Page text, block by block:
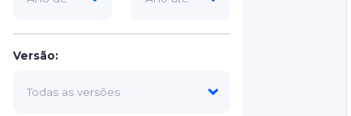
Versão: